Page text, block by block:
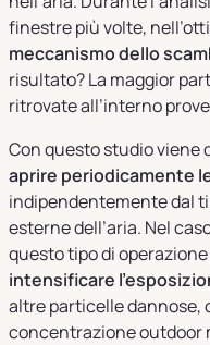
finestre più volte,
meccanismo dello
risultato? La maggior
ritrovate all’interno
Con questo studio viene
aprire periodicamente
indipendentemente dal
esterne dell’aria. Nel
questo tipo di
intensificare
altre particelle dannose,
concentrazione outdoor